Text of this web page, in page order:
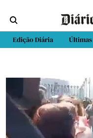
Edição Diária Últimas